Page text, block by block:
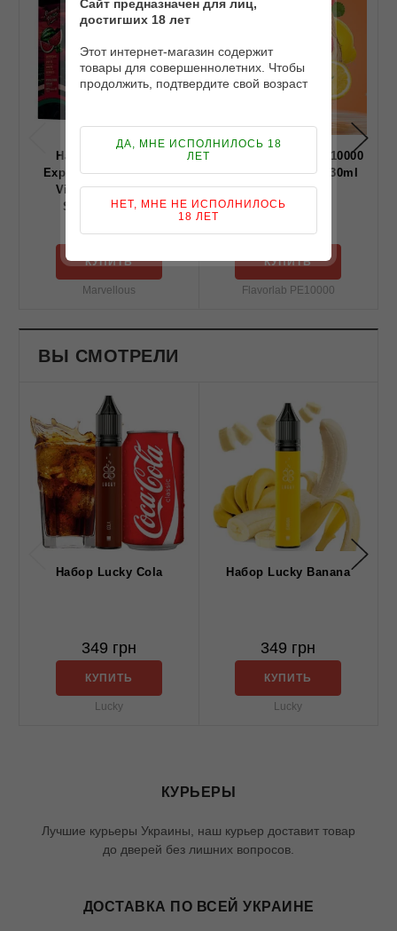
Набор Marvellous
Experimental Summer
Vibes Watermelon
Smoothie 30 ml
249 грн
КУПИТЬ
Marvellous
Набор Flavorlab PE10000
Strawberry Lemon 30ml
249 грн
КУПИТЬ
Flavorlab PE10000
ВЫ СМОТРЕЛИ
Набор Lucky Cola
349 грн
КУПИТЬ
Lucky
Набор Lucky Banana
349 грн
КУПИТЬ
Lucky
КУРЬЕРЫ
Лучшие курьеры Украины, наш курьер доставит товар
до дверей без лишних вопросов.
ДОСТАВКА ПО ВСЕЙ УКРАИНЕ
Сайт предназначен для лиц,
достигших 18 лет
Этот интернет-магазин содержит
товары для совершеннолетних. Чтобы
продолжить, подтвердите свой возраст
ДА, МНЕ ИСПОЛНИЛОСЬ 18
ЛЕТ
НЕТ, МНЕ НЕ ИСПОЛНИЛОСЬ
18 ЛЕТ